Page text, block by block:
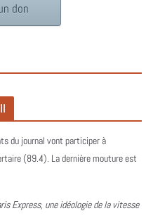
don
du journal vont participer à
(89.4). La dernière mouture est
Express, une idéologie de la vitesse